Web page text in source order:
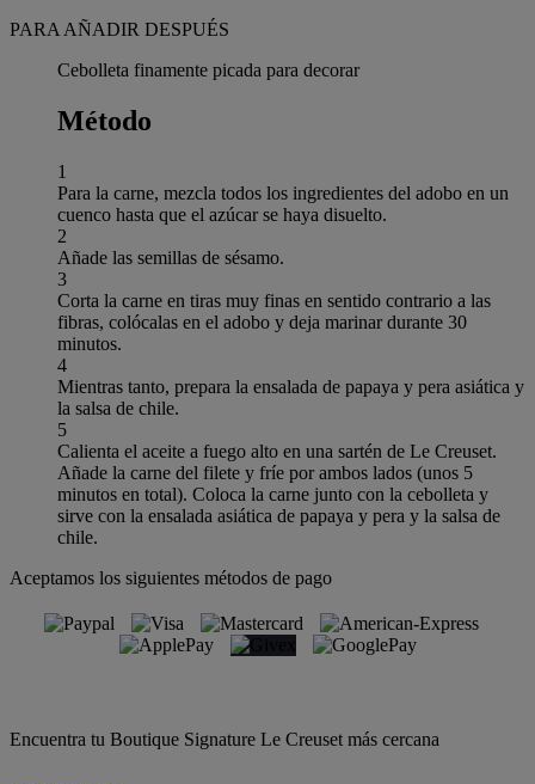
PARA AÑADIR DESPUÉS
Cebolleta finamente picada para decorar
Método
1
Para la carne, mezcla todos los ingredientes del adobo en un
cuenco hasta que el azúcar se haya disuelto.
2
Añade las semillas de sésamo.
3
Corta la carne en tiras muy finas en sentido contrario a las
fibras, colócalas en el adobo y deja marinar durante 30
minutos.
4
Mientras tanto, prepara la ensalada de papaya y pera asiática y
la salsa de chile.
5
Calienta el aceite a fuego alto en una sartén de Le Creuset.
Añade la carne del filete y fríe por ambos lados (unos 5
minutos en total). Coloca la carne junto con la cebolleta y
sirve con la ensalada asiática de papaya y pera y la salsa de
chile.
Aceptamos los siguientes métodos de pago
Encuentra tu Boutique Signature Le Creuset más cercana